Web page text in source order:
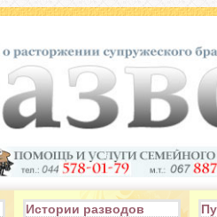
Истории разводов